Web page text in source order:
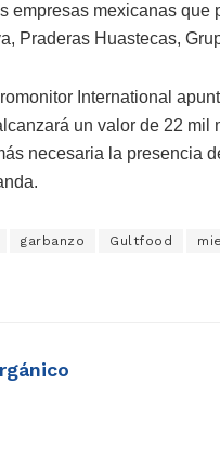
empresas mexicanas que
Praderas Huastecas,
International
un valor de 22 mil
necesaria la presencia
garbanzo Gultfood